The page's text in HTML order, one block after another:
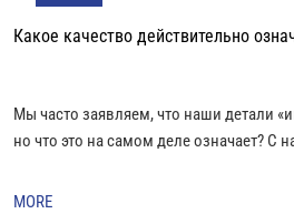
Какое качество действительно
Мы часто заявляем, что наши детали
но что это на самом деле означает?
настоящее время в пути к нашим
MORE